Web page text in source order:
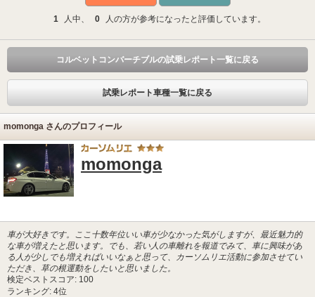
1 人中、 0 人の方が参考になったと評価しています。
コルベットコンバーチブルの試乗レポート一覧に戻る
試乗レポート車種一覧に戻る
momonga さんのプロフィール
momonga
車が大好きです。ここ十数年位いい車が少なかった気がしますが、最近魅力的
な車が増えたと思います。でも、若い人の車離れを報道でみて、車に興味があ
る人が少しでも増えればいいなぁと思って、カーソムリエ活動に参加させてい
ただき、草の根運動をしたいと思いました。
検定ベストスコア: 100
ランキング: 4位